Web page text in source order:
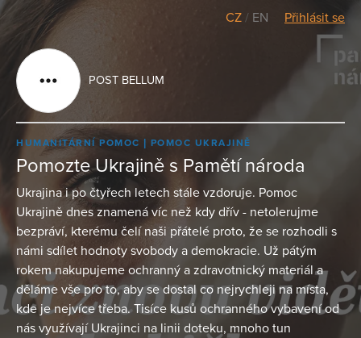
CZ / EN Přihlásit se
POST BELLUM
HUMANITÁRNÍ POMOC POMOC UKRAJINĚ
Pomozte Ukrajině s Pamětí národa
Ukrajina i po čtyřech letech stále vzdoruje. Pomoc
Ukrajině dnes znamená víc než kdy dřív - netolerujme
bezpráví, kterému čelí naši přátelé proto, že se rozhodli s
námi sdílet hodnoty svobody a demokracie. Už pátým
rokem nakupujeme ochranný a zdravotnický materiál a
děláme vše pro to, aby se dostal co nejrychleji na místa,
kde je nejvíce třeba. Tisíce kusů ochranného vybavení od
nás využívají Ukrajinci na linii doteku, mnoho tun